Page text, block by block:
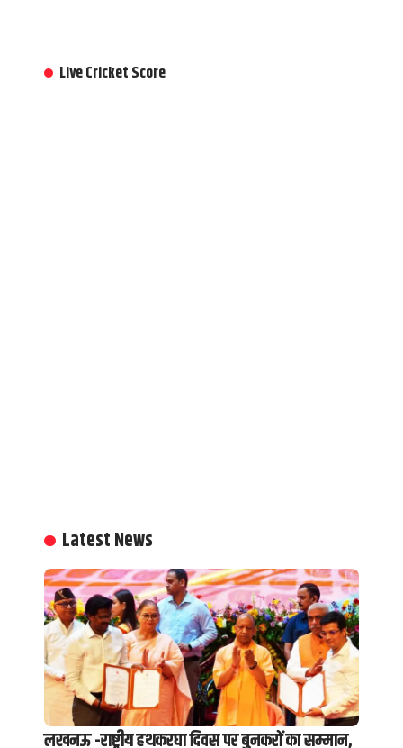
Live Cricket Score
Latest News
लखनऊ -राष्ट्रीय हथकरघा दिवस पर बुनकरों का सम्मान,